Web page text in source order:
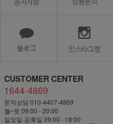
CUSTOMER CENTER
1644-4869
문자상담 010-4407-4869
월~토 09:00 - 20:00
일요일·공휴일 09:00 - 18:00